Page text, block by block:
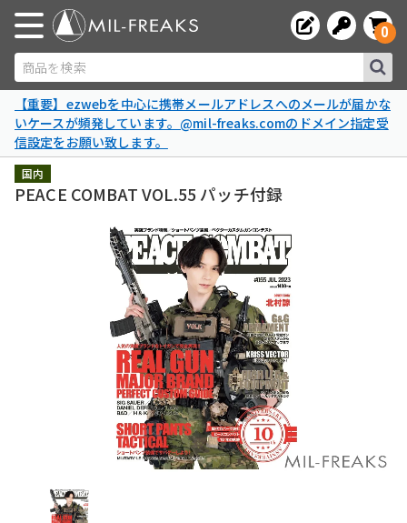
商品を検索
0
【重要】ezwebを中心に携帯メールアドレスへのメールが届かな
いケースが頻発しています。@mil-freaks.comのドメイン指定受
信設定をお願い致します。
国内
PEACE COMBAT VOL.55 パッチ付録